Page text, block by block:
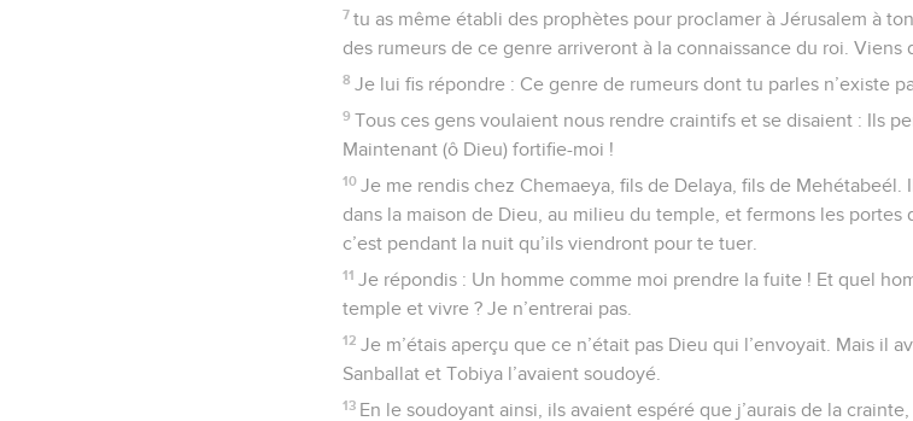
7 tu as même établi des prophètes pour proclamer à Jérusalem à
des rumeurs de ce genre arriveront à la connaissance du roi. Viens
8 Je lui fis répondre : Ce genre de rumeurs dont tu parles n’existe
9 Tous ces gens voulaient nous rendre craintifs et se disaient : Ils
Maintenant (ô Dieu) fortifie-moi !
10 Je me rendis chez Chemaeya, fils de Delaya, fils de
dans la maison de Dieu, au milieu du temple, et fermons les
c’est pendant la nuit qu’ils viendront pour te tuer.
11 Je répondis : Un homme comme moi prendre la fuite ! Et quel
temple et vivre ? Je n’entrerai pas.
12 Je m’étais aperçu que ce n’était pas Dieu qui l’envoyait. Mais il
Sanballat et Tobiya l’avaient soudoyé.
13 En le soudoyant ainsi, ils avaient espéré que j’aurais de la